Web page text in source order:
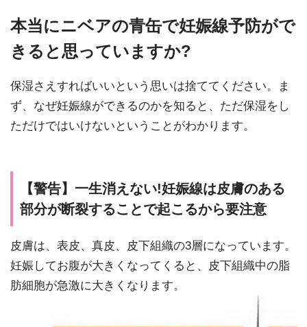
本当にニベアの青缶で妊娠線予防がで
きると思っていますか?
保湿さえすればいいという思いは捨ててください。ま
ず、なぜ妊娠線ができるのかを知ると、ただ保湿をし
ただけではいけないということがわかります。
【警告】一生消えない!妊娠線は皮膚のある
部分が断裂することで起こるから要注意
皮膚は、表皮、真皮、皮下組織の3層になっています。
妊娠してお腹が大きくなってくると、皮下組織中の脂
肪細胞が急激に大きくなります。